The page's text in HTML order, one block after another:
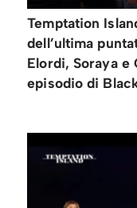
Temptation
dell’ultima
Elordi, Soraya
episodio di